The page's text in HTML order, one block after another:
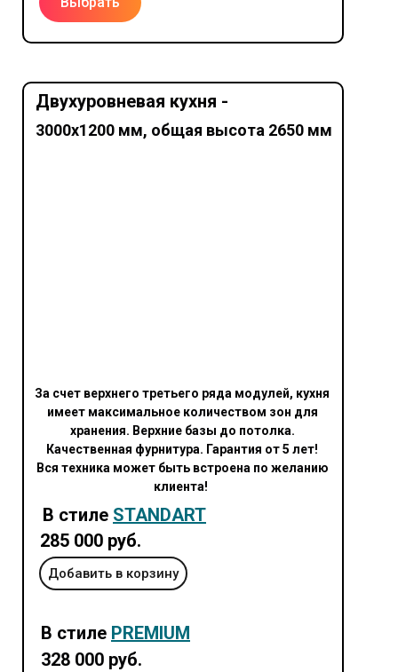
За счет верхнего третьего ряда модулей, кухня
имеет максимальное количеством зон для
хранения. Верхние базы до потолка.
Качественная фурнитура. Гарантия от 5 лет!
Вся техника может быть встроена по желанию
клиента!
В стиле STANDART
Добавить в корзину
285 000 руб.
В стиле PREMIUM
3000х1200 мм, общая высота 2650 мм
Двухуровневая кухня -
328 000 руб.